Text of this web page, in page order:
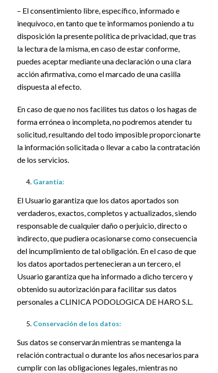
– El consentimiento libre, específico, informado e
inequívoco, en tanto que te informamos poniendo a tu
disposición la presente política de privacidad, que tras
la lectura de la misma, en caso de estar conforme,
puedes aceptar mediante una declaración o una clara
acción afirmativa, como el marcado de una casilla
dispuesta al efecto.
En caso de que no nos facilites tus datos o los hagas de
forma errónea o incompleta, no podremos atender tu
solicitud, resultando del todo imposible proporcionarte
la información solicitada o llevar a cabo la contratación
de los servicios.
Garantía:
El Usuario garantiza que los datos aportados son
verdaderos, exactos, completos y actualizados, siendo
responsable de cualquier daño o perjuicio, directo o
indirecto, que pudiera ocasionarse como consecuencia
del incumplimiento de tal obligación. En el caso de que
los datos aportados pertenecieran a un tercero, el
Usuario garantiza que ha informado a dicho tercero y
obtenido su autorización para facilitar sus datos
personales a CLINICA PODOLOGICA DE HARO S.L.
Conservación de los datos:
Sus datos se conservarán mientras se mantenga la
relación contractual o durante los años necesarios para
cumplir con las obligaciones legales, mientras no